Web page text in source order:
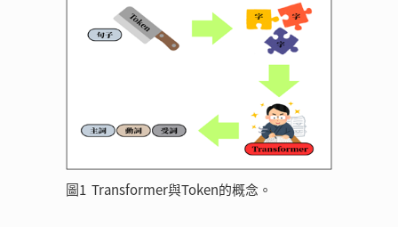
圖1 Transformer與Token的概念。